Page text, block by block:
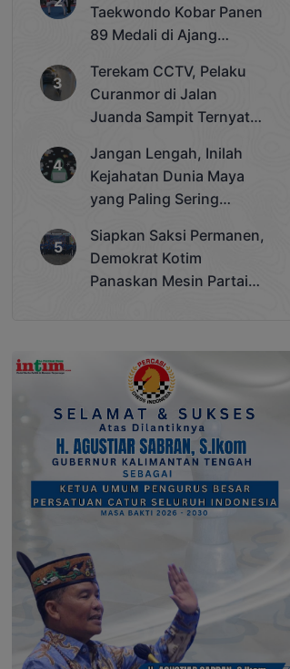
Taekwondo Kobar Panen
89 Medali di Ajang
Cup 2025
Terekam CCTV, Pelaku
Curanmor di Jalan
Juanda Sampit Ternyata
Jangan Lengah, Inilah
Kejahatan Dunia Maya
yang Paling Sering
Siapkan Saksi Permanen,
Demokrat Kotim
Panaskan Mesin Partai